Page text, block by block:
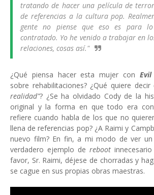
tratando de hacer una película de
de referencias a la cultura pop.
gente no piense que eso es para
contratado. Yo he venido a trabajar en
relaciones, cosas así."
¿Qué piensa hacer esta mujer con Evil
sobre rehabilitaciones? ¿Qué quiere decir
realidad"? ¿Se ha olvidado Cody de la
original y la forma en que todo era
refiere cuando habla de los que no
llena de referencias pop? ¿A Raimi y
nuevo film? En fin, a mi modo de ver
verdadero ejemplo de reboot
favor, Sr. Raimi, déjese de chorradas y
se cague en sus propias obras maestras.